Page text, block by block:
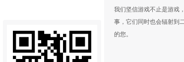
我们坚信游戏不止是游戏
事，它们同时也会辐射到
的您。